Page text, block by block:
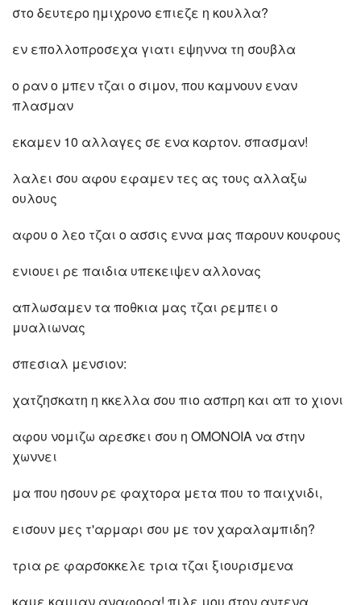
στο δευτερο ημιχρονο επιεζε η κουλλα?
εν επολλοπροσεχα γιατι εψηννα τη σουβλα
ο ραν ο μπεν τζαι ο σιμον, που καμνουν εναν
πλασμαν
εκαμεν 10 αλλαγες σε ενα καρτον. σπασμαν!
λαλει σου αφου εφαμεν τες ας τους αλλαξω
ουλους
αφου ο λεο τζαι ο ασσις εννα μας παρουν κουφους
ενιουει ρε παιδια υπεκειψεν αλλονας
απλωσαμεν τα ποθκια μας τζαι ρεμπει ο
μυαλιωνας
σπεσιαλ μενσιον:
χατζησκατη η κκελλα σου πιο ασπρη και απ το χιoνι
αφου νομιζω αρεσκει σου η ΟΜΟΝΟΙΑ να στην
χωννει
μα που ησουν ρε φαχτορα μετα που το παιχνιδι,
εισουν μες τ'αρμαρι σου με τον χαραλαμπιδη?
τρια ρε φαρσοκκελε τρια τζαι ξιουρισμενα
καμε καμιαν αναφορα! πιλε μου στον αντενα..